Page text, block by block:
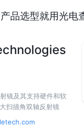
产品选型就用光电
镜及其支持硬件和软
扫描角双轴反射镜